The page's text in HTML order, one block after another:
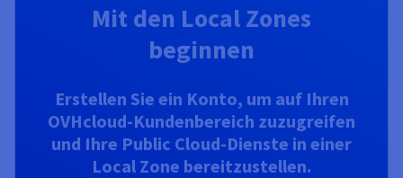
Mit den Local Zones
beginnen
Erstellen Sie ein Konto, um auf Ihren
OVHcloud-Kundenbereich zuzugreifen
und Ihre Public Cloud-Dienste in einer
Local Zone bereitzustellen.